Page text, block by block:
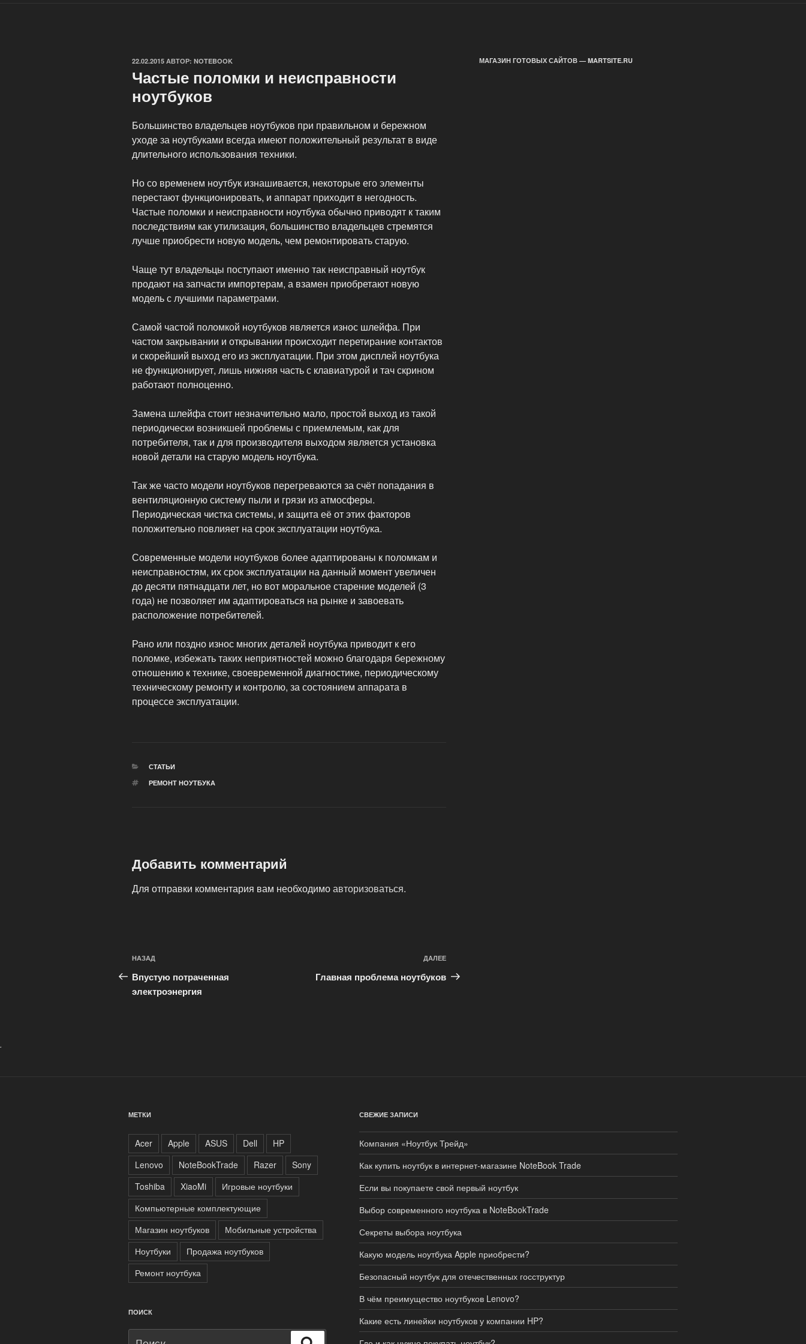
ОПУБЛИКОВАНО
22.02.2015 АВТОР: NOTEBOOK
Частые поломки и неисправности
ноутбуков
Большинство владельцев ноутбуков при правильном и бережном
уходе за ноутбуками всегда имеют положительный результат в виде
длительного использования техники.
Но со временем ноутбук изнашивается, некоторые его элементы
перестают функционировать, и аппарат приходит в негодность.
Частые поломки и неисправности ноутбука обычно приводят к таким
последствиям как утилизация, большинство владельцев стремятся
лучше приобрести новую модель, чем ремонтировать старую.
Чаще тут владельцы поступают именно так неисправный ноутбук
продают на запчасти импортерам, а взамен приобретают новую
модель с лучшими параметрами.
Самой частой поломкой ноутбуков является износ шлейфа. При
частом закрывании и открывании происходит перетирание контактов
и скорейший выход его из эксплуатации. При этом дисплей ноутбука
не функционирует, лишь нижняя часть с клавиатурой и тач скрином
работают полноценно.
Замена шлейфа стоит незначительно мало, простой выход из такой
периодически возникшей проблемы с приемлемым, как для
потребителя, так и для производителя выходом является установка
новой детали на старую модель ноутбука.
Так же часто модели ноутбуков перегреваются за счёт попадания в
вентиляционную систему пыли и грязи из атмосферы.
Периодическая чистка системы, и защита её от этих факторов
положительно повлияет на срок эксплуатации ноутбука.
Современные модели ноутбуков более адаптированы к поломкам и
неисправностям, их срок эксплуатации на данный момент увеличен
до десяти пятнадцати лет, но вот моральное старение моделей (3
года) не позволяет им адаптироваться на рынке и завоевать
расположение потребителей.
Рано или поздно износ многих деталей ноутбука приводит к его
поломке, избежать таких неприятностей можно благодаря бережному
отношению к технике, своевременной диагностике, периодическому
техническому ремонту и контролю, за состоянием аппарата в
процессе эксплуатации.
РУБРИКИ
СТАТЬИ
МЕТКИ
РЕМОНТ НОУТБУКА
Добавить комментарий
Для отправки комментария вам необходимоавторизоваться.
Навигация
по
записям
Предыдущая
запись:
НАЗАД
Впустую потраченная
электроэнергия
запись
ДАЛЕЕ
Главная проблема ноутбуков
МАГАЗИН ГОТОВЫХ САЙТОВ — MARTSITE.RU
.
МЕТКИ
Acer Apple ASUS Dell
HP
Lenovo
NoteBookTrade Razer
Sony
Toshiba
XiaoMi
Игровые ноутбуки
Компьютерные комплектующие
Магазин ноутбуков
Мобильные устройства
Ноутбуки
Продажа ноутбуков
Ремонт ноутбука
ПОИСК
СВЕЖИЕ ЗАПИСИ
Компания «Ноутбук Трейд»
Как купить ноутбук в интернет-магазине NoteBook Trade
Если вы покупаете свой первый ноутбук
Выбор современного ноутбука в NoteBookTrade
Секреты выбора ноутбука
Какую модель ноутбука Apple приобрести?
Безопасный ноутбук для отечественных госструктур
В чём преимущество ноутбуков Lenovo?
Какие есть линейки ноутбуков у компании HP?